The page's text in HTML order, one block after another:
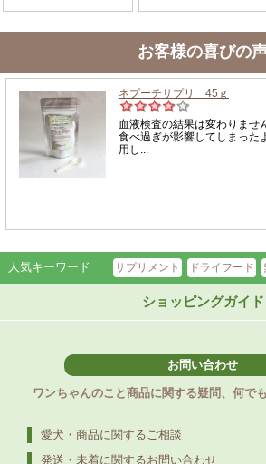
お客様の喜びの
人気キーワード サプリメント ドライフード
ショッピングガイド
お問い合わせ
ワンちゃんのこと商品に関する疑問、何で
愛犬・商品に関するご相談
発送・未着に関するお問い合わせ